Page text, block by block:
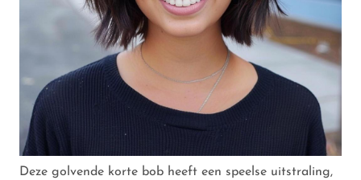
Deze golvende korte bob heeft een speelse uitstraling,